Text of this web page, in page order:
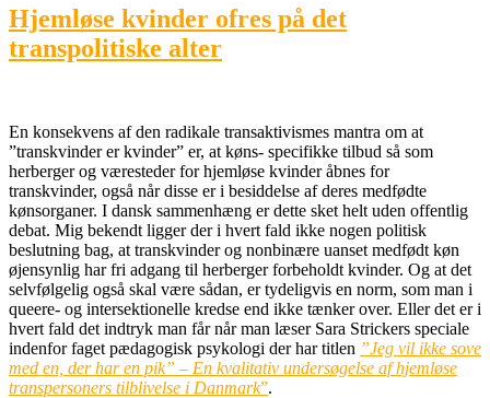
Hjemløse kvinder ofres på det
transpolitiske alter
En konsekvens af den radikale transaktivismes mantra om at
”transkvinder er kvinder” er, at køns- specifikke tilbud så som
herberger og væresteder for hjemløse kvinder åbnes for
transkvinder, også når disse er i besiddelse af deres medfødte
kønsorganer. I dansk sammenhæng er dette sket helt uden offentlig
debat. Mig bekendt ligger der i hvert fald ikke nogen politisk
beslutning bag, at transkvinder og nonbinære uanset medfødt køn
øjensynlig har fri adgang til herberger forbeholdt kvinder. Og at det
selvfølgelig også skal være sådan, er tydeligvis en norm, som man i
queere- og intersektionelle kredse end ikke tænker over. Eller det er i
hvert fald det indtryk man får når man læser Sara Strickers speciale
indenfor faget pædagogisk psykologi der har titlen ”Jeg vil ikke sove
med en, der har en pik” – En kvalitativ undersøgelse af hjemløse
transpersoners tilblivelse i Danmark”.